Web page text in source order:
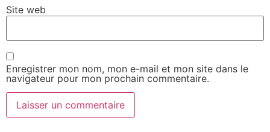
Site web
Enregistrer mon nom, mon e-mail et mon site dans le
navigateur pour mon prochain commentaire.